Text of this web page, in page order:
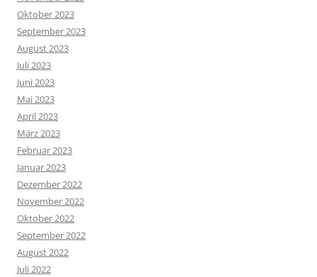
Oktober 2023
September 2023
August 2023
Juli 2023
Juni 2023
Mai 2023
April 2023
März 2023
Februar 2023
Januar 2023
Dezember 2022
November 2022
Oktober 2022
September 2022
August 2022
Juli 2022